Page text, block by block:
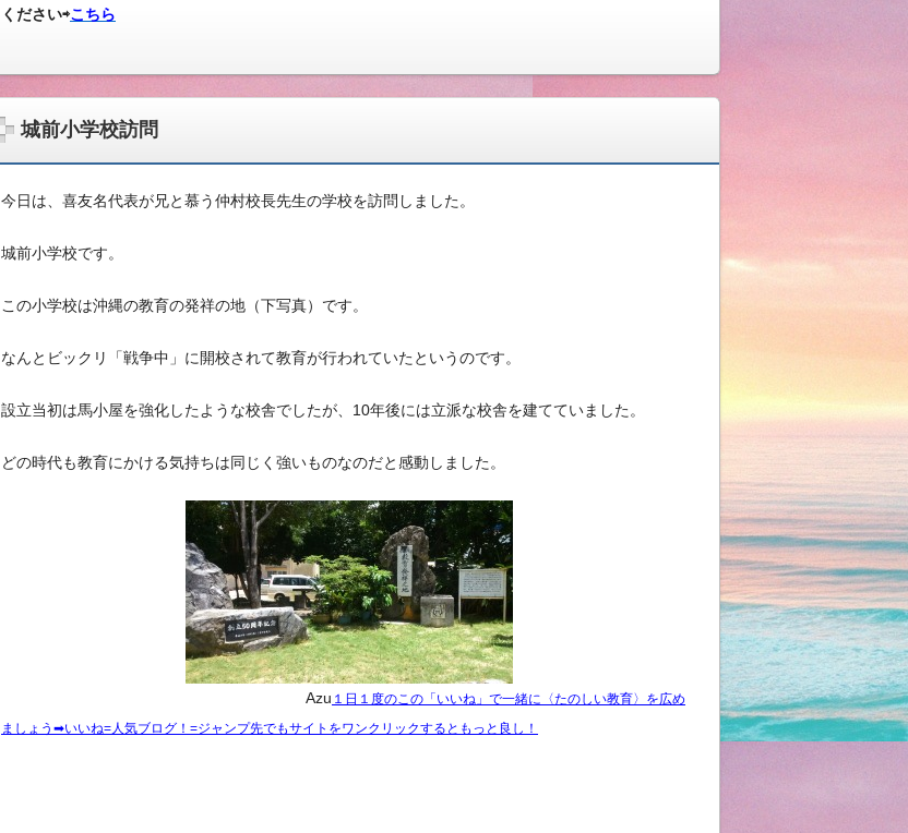
ください⇨こちら
城前小学校訪問
今日は、喜友名代表が兄と慕う仲村校長先生の学校を訪問しました。
城前小学校です。
この小学校は沖縄の教育の発祥の地（下写真）です。
なんとビックリ「戦争中」に開校されて教育が行われていたというのです。
設立当初は馬小屋を強化したような校舎でしたが、10年後には立派な校舎を建てていました。
どの時代も教育にかける気持ちは同じく強いものなのだと感動しました。
Azu １日１度のこの「いいね」で一緒に〈たのしい教育〉を広め
ましょう➡︎いいね=人気ブログ！=ジャンプ先でもサイトをワンクリックするともっと良し！